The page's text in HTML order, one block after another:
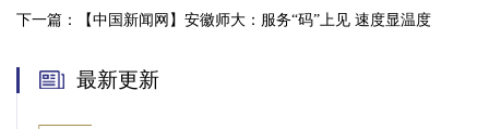
下一篇：
【中国新闻网】安徽师大：服务“码”上见 速度显温度
最新更新